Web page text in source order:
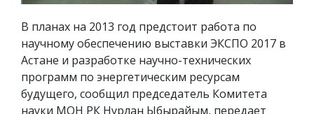
В планах на 2013 год предстоит работа по
научному обеспечению выставки ЭКСПО 2017 в
Астане и разработке научно-технических
программ по энергетическим ресурсам
будущего, сообщил председатель Комитета
науки МОН РК Нурлан Ыбырайым, передает